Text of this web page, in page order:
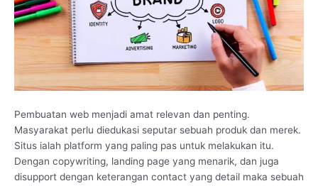
Pembuatan web menjadi amat relevan dan penting.
Masyarakat perlu diedukasi seputar sebuah produk dan merek.
Situs ialah platform yang paling pas untuk melakukan itu.
Dengan copywriting, landing page yang menarik, dan juga
disupport dengan keterangan contact yang detail maka sebuah